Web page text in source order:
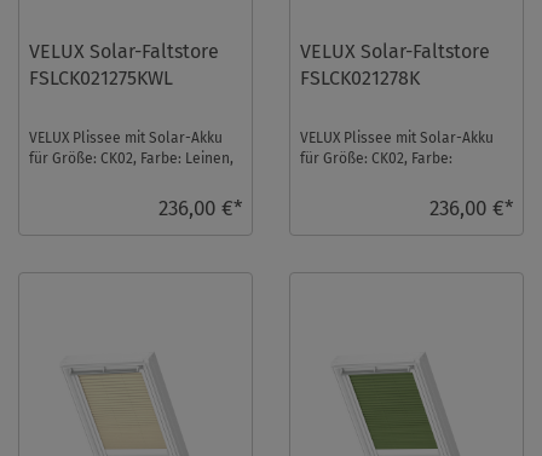
VELUX Solar-Faltstore
FSLCK021275KWL
VELUX Plissee mit Solar-Akku
für Größe: CK02, Farbe: Leinen,
236,00 €*
VELUX Solar-Faltstore
FSLCK021278K
VELUX Plissee mit Solar-Akku
für Größe: CK02, Farbe:
blickdicht, io-home ...236,00 €*